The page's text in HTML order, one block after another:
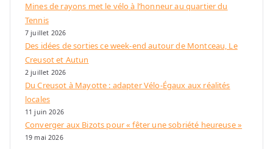
Mines de rayons met le vélo à l’honneur au quartier du
Tennis
7 juillet 2026
Des idées de sorties ce week-end autour de Montceau, Le
Creusot et Autun
2 juillet 2026
Du Creusot à Mayotte : adapter Vélo-Égaux aux réalités
locales
11 juin 2026
Converger aux Bizots pour « fêter une sobriété heureuse »
19 mai 2026